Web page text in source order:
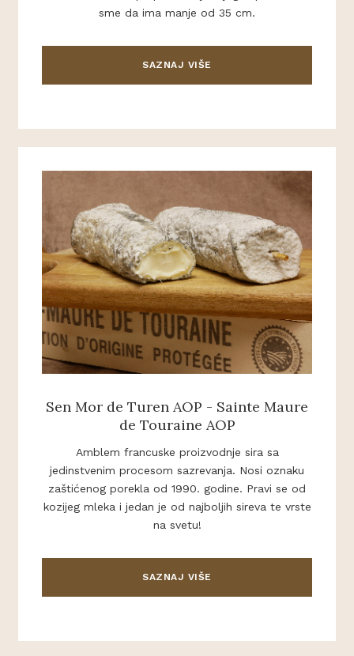
sme da ima manje od 35 cm.
SAZNAJ VIŠE
Sen Mor de Turen AOP - Sainte Maure
de Touraine AOP
Amblem francuske proizvodnje sira sa
jedinstvenim procesom sazrevanja. Nosi oznaku
zaštićenog porekla od 1990. godine. Pravi se od
kozijeg mleka i jedan je od najboljih sireva te vrste
na svetu!
SAZNAJ VIŠE